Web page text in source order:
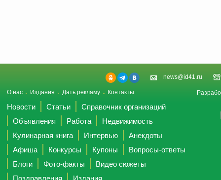
news@id41.ru
О нас Издания Дать рекламу Контакты
Новости Статьи
Справочник организаций
Объявления
Работа
Недвижимость
Кулинарная книга
Интервью
Анекдоты
Афиша
Конкурсы Купоны
Вопросы-ответы
Блоги
Фото-факты
Видео сюжеты
Поздравления
Издания